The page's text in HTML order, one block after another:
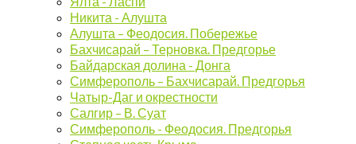
Никита - Алушта
Алушта – Феодосия. Побережье
Бахчисарай – Терновка. Предгорье
Байдарская долина - Донга
Симферополь – Бахчисарай. Предгорья
Чатыр-Даг и окрестности
Салгир – В. Суат
Симферополь - Феодосия. Предгорья